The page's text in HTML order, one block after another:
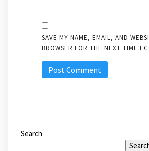
SAVE MY NAME, EMAIL, AND
BROWSER FOR THE NEXT TIME I
Search